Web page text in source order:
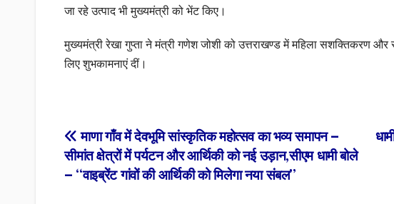
जा रहे उत्पाद भी मुख्यमंत्री को भेंट किए।
मुख्यमंत्री रेखा गुप्ता ने मंत्री गणेश जोशी को उत्तराखण्ड में महिला सशक्तिकरण और
लिए शुभकामनाएं दीं।
Post
navigation
माणा गाँव में देवभूमि सांस्कृतिक महोत्सव का भव्य समापन —
सीमांत क्षेत्रों में पर्यटन और आर्थिकी को नई उड़ान,सीएम धामी बोले
— “वाइब्रेंट गांवों की आर्थिकी को मिलेगा नया संबल”